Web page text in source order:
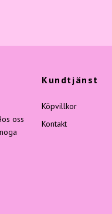
oss
Kundtjänst
Köpvillkor
Kontakt